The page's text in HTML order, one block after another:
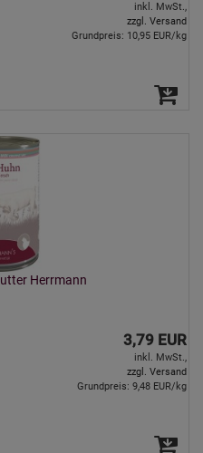
inkl. MwSt.,
zzgl. Versand
Grundpreis: 10,95 EUR/kg
Herrmann
3,79 EUR
inkl. MwSt.,
zzgl. Versand
Grundpreis: 9,48 EUR/kg